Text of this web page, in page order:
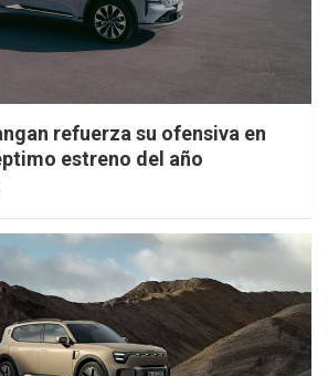
refuerza su ofensiva en
estreno del año